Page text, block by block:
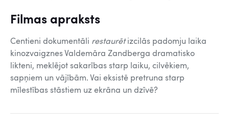
Filmas apraksts
Centieni dokumentāli restaurētizcilās padomju laika
kinozvaigznes Valdemāra Zandberga dramatisko
likteni, meklējot sakarības starp laiku, cilvēkiem,
sapņiem un vājībām. Vai eksistē pretruna starp
mīlestības stāstiem uz ekrāna un dzīvē?